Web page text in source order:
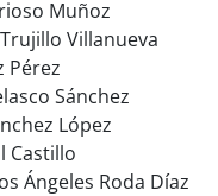
Muñoz
Villanueva
Pérez
Sánchez
López
Castillo
Ángeles Roda Díaz